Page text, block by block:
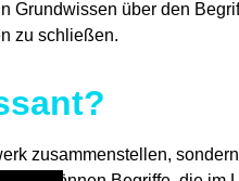
über den
zu schließen.
zusammenstellen,